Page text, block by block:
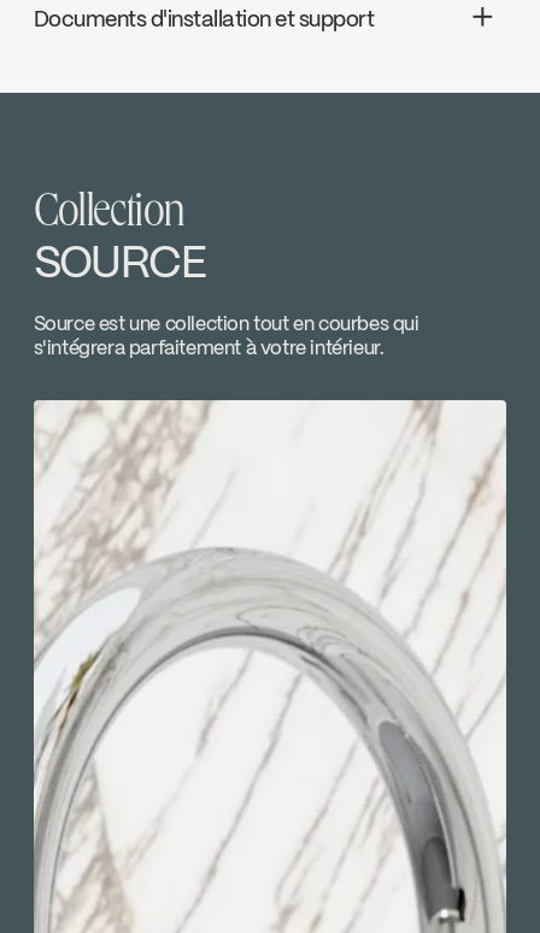
Documents d'installation et support
SPECS MIX98TS3TCP
Download ↘
SPECMIX98 TS3 TCP v170519
Download ↘
Collection
SOURCE
Source est une collection tout en courbes qui
s'intégrera parfaitement à votre intérieur.